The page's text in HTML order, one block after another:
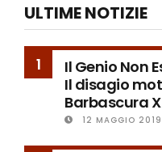
ULTIME NOTIZIE
1
Il Genio Non
Il disagio
Barbascura X
12 MAGGIO 2019